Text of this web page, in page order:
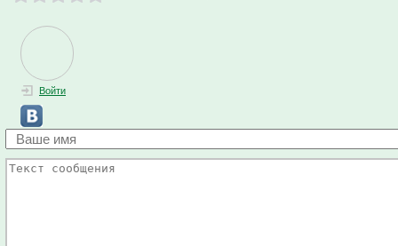
Войти